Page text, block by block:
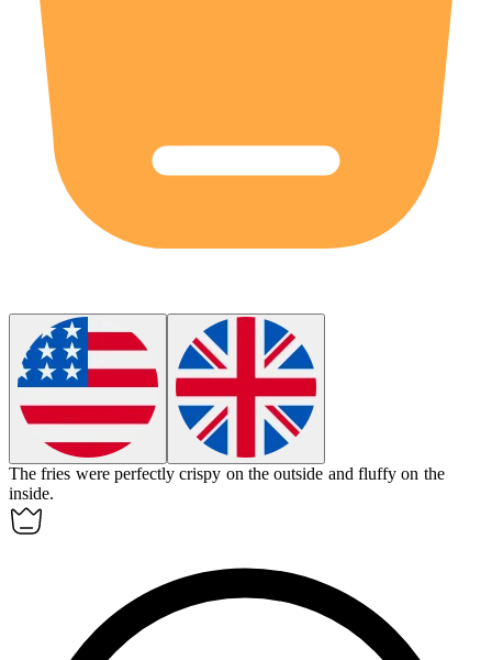
The fries were perfectly crispy on the outside and fluffy on the
inside.